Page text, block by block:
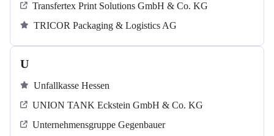
Transfertex Print Solutions GmbH & Co. KG
TRICOR Packaging & Logistics AG
U
Unfallkasse Hessen
UNION TANK Eckstein GmbH & Co. KG
Unternehmensgruppe Gegenbauer